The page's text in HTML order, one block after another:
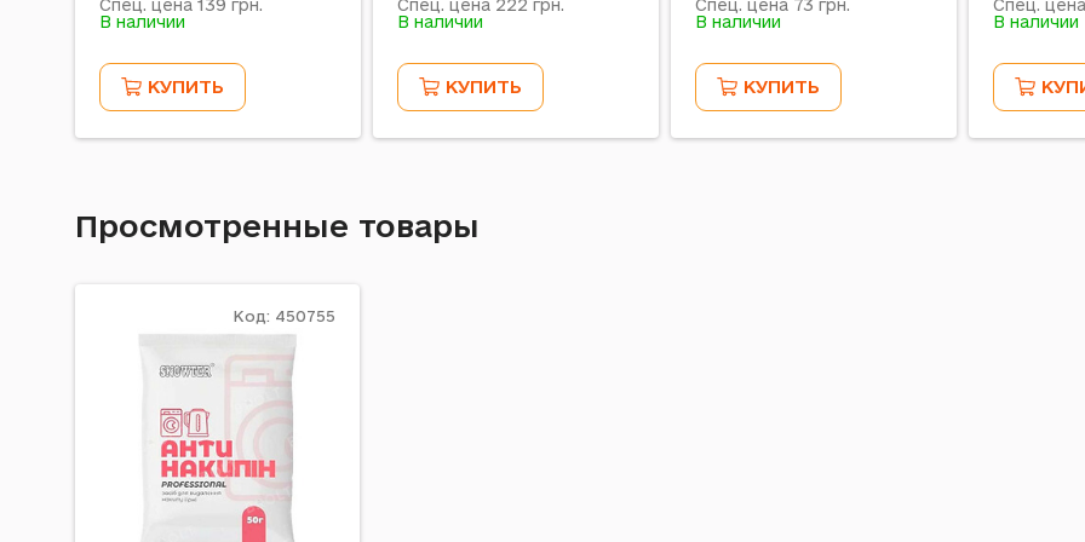
Спец. цена 139 грн.
В наличии
КУПИТЬ
Спец. цена 222 грн.
В наличии
КУПИТЬ
Спец. цена 73 грн.
В наличии
КУПИТЬ
Спец. цена
В наличии
Просмотренные товары
Код: 450755